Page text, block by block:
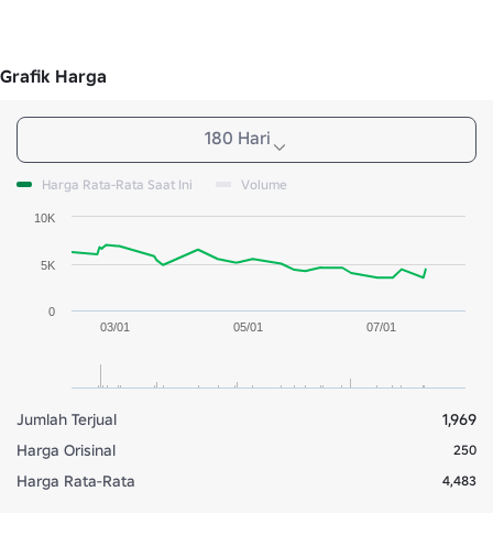
Grafik Harga
180 Hari
Harga Rata-Rata Saat Ini Volume
03/01 05/01 07/01
0
5K
10K
Jumlah Terjual
1,969
Harga Orisinal
250
Harga Rata-Rata 4,483